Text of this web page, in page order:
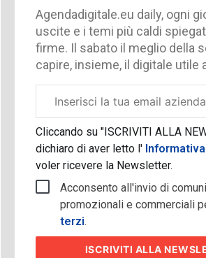
Agendadigitale.eu daily, ogni
uscite e i temi più caldi
firme. Il sabato il meglio della
capire, insieme, il digitale utile
aziendale
Cliccando su "ISCRIVITI ALLA
dichiaro di aver letto l'Informativa
voler ricevere la Newsletter.
Acconsento all'invio di
promozionali e commerciali
terzi.
ISCRIVITI ALLA